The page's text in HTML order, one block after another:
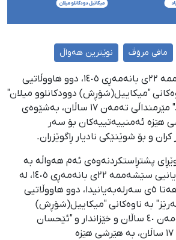
مافی مرۆڤ نوێترین هەواڵ
سەرلەبەیانیی سێشەممە ٢٢ی بانەمەڕی ١٤٠٥، دوو هاووڵاتیی
"میکاییل(شۆڕش) دوودکانلوو میلان"
و "ئێحسان خوڕەم‌ئاباد" مێرمنداڵی تەمەن ١٧ ساڵان، بەشێوەی
هێزە ئەمنییەتییەکان بۆ سەر
و بۆ شوێنێکی نادیار ڕاگوێزران.
پشتڕاستکردنەوەی ئەم هەواڵە بە
کوردپای وت؛ سەرلەبەیانیی سێشەممە ٢٢ی بانەمەڕی ١٤٠٥، لە
نێوان کاتژمێرەکانی ٣ هەتا ٥ی سەرلەبەیانیدا، دوو هاووڵاتیی
بە ناوەکانی "میکاییل(شۆڕش)
دوودکانلوو میلان" تەەمەن ٤٠ ساڵان و خێزاندار و "ئێحسان
خوڕەم‌ئاباد" مێرمنداڵی ١٧ ساڵان، بە هێرشی هێزە